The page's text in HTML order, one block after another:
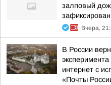
залповый
Вчера,
В России
интернет с
«Почты